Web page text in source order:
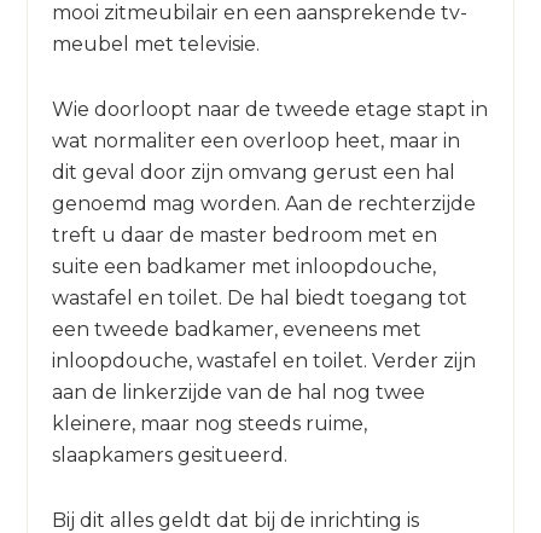
mooi zitmeubilair en een aansprekende tv-
meubel met televisie.
Wie doorloopt naar de tweede etage stapt in
wat normaliter een overloop heet, maar in
dit geval door zijn omvang gerust een hal
genoemd mag worden. Aan de rechterzijde
treft u daar de master bedroom met en
suite een badkamer met inloopdouche,
wastafel en toilet. De hal biedt toegang tot
een tweede badkamer, eveneens met
inloopdouche, wastafel en toilet. Verder zijn
aan de linkerzijde van de hal nog twee
kleinere, maar nog steeds ruime,
slaapkamers gesitueerd.
Bij dit alles geldt dat bij de inrichting is